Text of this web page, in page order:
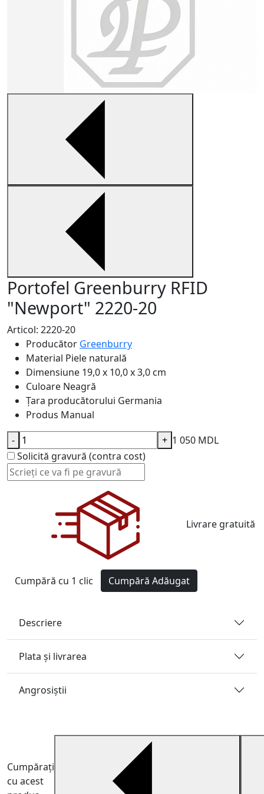
Portofel Greenburry RFID
"Newport" 2220-20
Articol: 2220-20
Producător Greenburry
Material Piele naturală
Dimensiune 19,0 x 10,0 x 3,0 cm
Culoare Neagră
Țara producătorului Germania
Produs Manual
1 050 MDL
Solicită gravură (contra cost)
- +
Livrare gratuită
Cumpără cu 1 clic Cumpără Adăugat
Descriere
Plata și livrarea
Angrosiştii
Cumpărați
cu acest